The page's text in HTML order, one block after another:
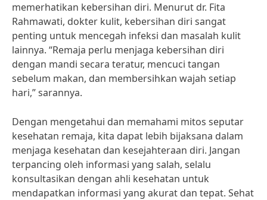
memerhatikan kebersihan diri. Menurut dr. Fita
Rahmawati, dokter kulit, kebersihan diri sangat
penting untuk mencegah infeksi dan masalah kulit
lainnya. “Remaja perlu menjaga kebersihan diri
dengan mandi secara teratur, mencuci tangan
sebelum makan, dan membersihkan wajah setiap
hari,” sarannya.
Dengan mengetahui dan memahami mitos seputar
kesehatan remaja, kita dapat lebih bijaksana dalam
menjaga kesehatan dan kesejahteraan diri. Jangan
terpancing oleh informasi yang salah, selalu
konsultasikan dengan ahli kesehatan untuk
mendapatkan informasi yang akurat dan tepat. Sehat